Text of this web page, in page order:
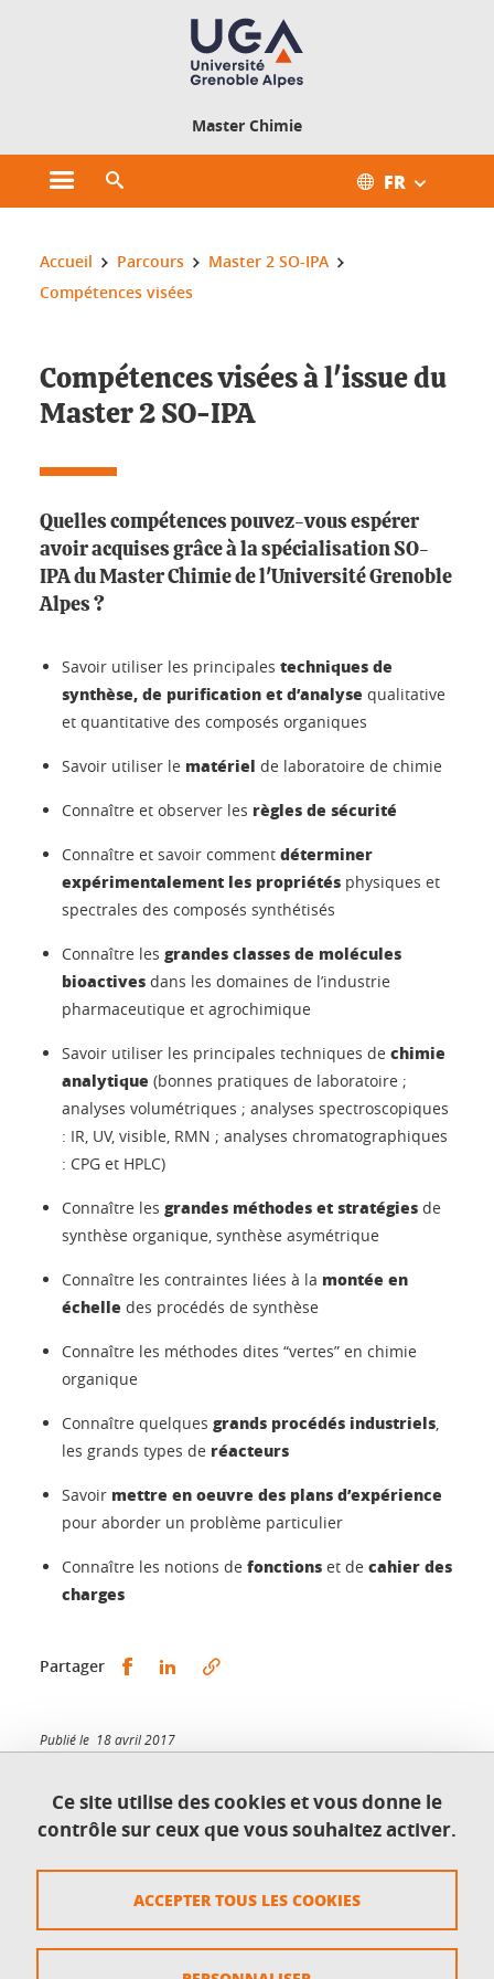
Master Chimie
Ouvrir le menu principal FR
Vous êtes ici :
Accueil Parcours
Master 2 SO-IPA
Compétences visées
Compétences visées à l'issue du
Master 2 SO-IPA
Quelles compétences pouvez-vous espérer
avoir acquises grâce à la spécialisation SO-
IPA du Master Chimie de l'Université Grenoble
Alpes ?
Savoir utiliser les principales techniques de
synthèse, de purification et d’analyse qualitative
et quantitative des composés organiques
Savoir utiliser le matériel de laboratoire de chimie
Connaître et observer les règles de sécurité
Connaître et savoir comment déterminer
expérimentalement les propriétés physiques et
spectrales des composés synthétisés
Connaître les grandes classes de molécules
bioactives dans les domaines de l’industrie
pharmaceutique et agrochimique
Savoir utiliser les principales techniques de chimie
analytique (bonnes pratiques de laboratoire ;
analyses volumétriques ; analyses spectroscopiques
: IR, UV, visible, RMN ; analyses chromatographiques
: CPG et HPLC)
Connaître les grandes méthodes et stratégies de
synthèse organique, synthèse asymétrique
Connaître les contraintes liées à la montée en
échelle des procédés de synthèse
Connaître les méthodes dites “vertes” en chimie
organique
Connaître quelques grands procédés industriels,
les grands types de réacteurs
Savoir mettre en oeuvre des plans d’expérience
pour aborder un problème particulier
Connaître les notions de fonctions et de cahier des
charges
Partager Partager sur Facebook
Partager sur LinkedIn
Publié le 18 avril 2017
2231 rue de la piscine
38610 Gières
Ce site utilise des cookies et vous donne le
contrôle sur ceux que vous souhaitez activer.
ACCEPTER TOUS LES COOKIES